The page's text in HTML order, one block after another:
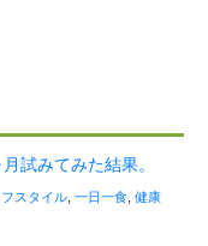
試みてみた結果。
スタイル 一日一食 健康